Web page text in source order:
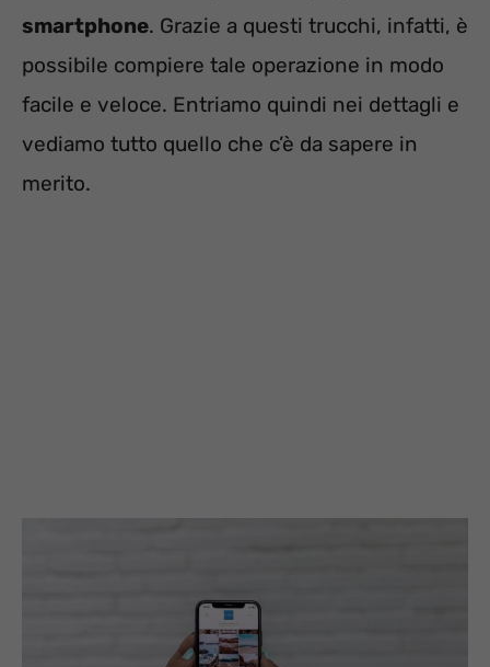
smartphone. Grazie a questi trucchi, infatti, è
possibile compiere tale operazione in modo
facile e veloce. Entriamo quindi nei dettagli e
vediamo tutto quello che c’è da sapere in
merito.